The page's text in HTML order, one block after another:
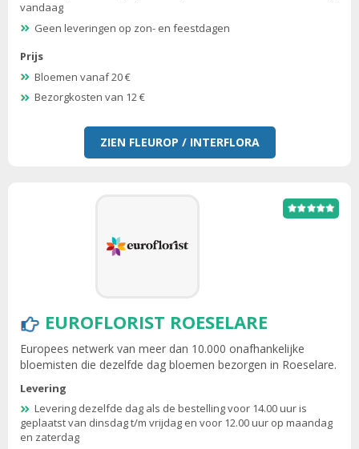
vandaag
Geen leveringen op zon- en feestdagen
Prijs
Bloemen vanaf 20 €
Bezorgkosten van 12 €
ZIEN FLEUROP / INTERFLORA
EUROFLORIST ROESELARE
Europees netwerk van meer dan 10.000 onafhankelijke
bloemisten die dezelfde dag bloemen bezorgen in Roeselare.
Levering
Levering dezelfde dag als de bestelling voor 14.00 uur is
geplaatst van dinsdag t/m vrijdag en voor 12.00 uur op maandag
en zaterdag